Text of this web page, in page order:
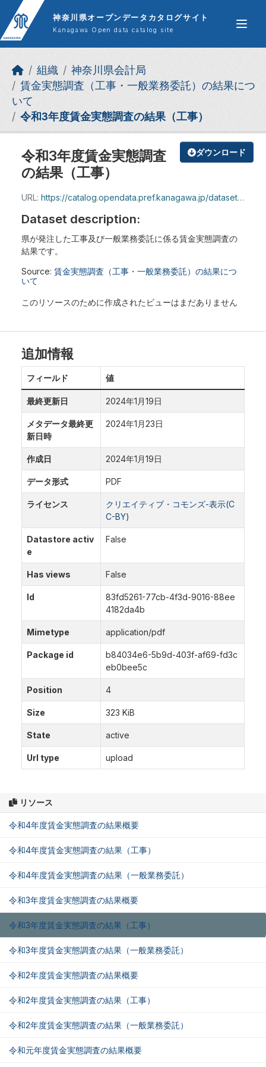
Skip to main content
神奈川県オープンデータカタログサイト
Kanagawa Open data catalog site
組織
神奈川県会計局
賃金実態調査（工事・一般業務委託）の結果につ
いて
令和3年度賃金実態調査の結果（工事）
ダウンロード
令和3年度賃金実態調査
の結果（工事）
URL: https://catalog.opendata.pref.kanagawa.jp/dataset/b84034e6-5b9d-403f-af69-fd3ceb0bee5c/resource/83fd5261-77cb-4f3d-9016-88ee4182da4b/download/r3_kouji.pdf
Dataset description:
県が発注した工事及び一般業務委託に係る賃金実態調査の
結果です。
Source: 賃金実態調査（工事・一般業務委託）の結果につ
いて
このリソースのために作成されたビューはまだありません
リソース
令和4年度賃金実態調査の結果概要
令和4年度賃金実態調査の結果（工事）
令和4年度賃金実態調査の結果（一般業務委託）
令和3年度賃金実態調査の結果概要
令和3年度賃金実態調査の結果（工事）
令和3年度賃金実態調査の結果（一般業務委託）
令和2年度賃金実態調査の結果概要
令和2年度賃金実態調査の結果（工事）
令和2年度賃金実態調査の結果（一般業務委託）
令和元年度賃金実態調査の結果概要
追加情報
フィールド 値
最終更新日 2024年1月19日
メタデータ最終更
新日時
2024年1月23日
作成日 2024年1月19日
データ形式 PDF
ライセンス
クリエイティブ・コモンズ-表示(C
C-BY)
Datastore activ
e
False
Has views False
Id
83fd5261-77cb-4f3d-9016-88ee
4182da4b
Mimetype application/pdf
Package id
b84034e6-5b9d-403f-af69-fd3c
eb0bee5c
Position 4
Size 323 KiB
State active
Url type upload